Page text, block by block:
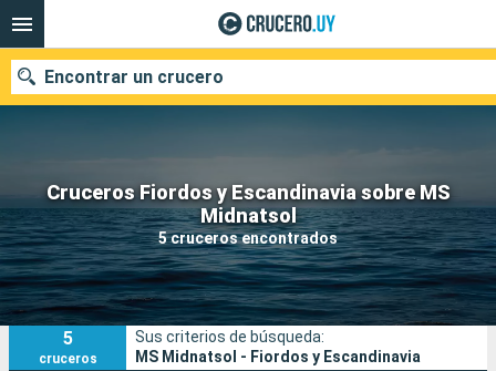
Cruceros Fiordos y Escandinavia sobre MS
Midnatsol
5 cruceros encontrados
Encontrar un crucero
Nuestros destinos
Fecha de salida
Puertos Compañías
Buscar
5
cruceros
Sus criterios de búsqueda:
MS Midnatsol - Fiordos y Escandinavia